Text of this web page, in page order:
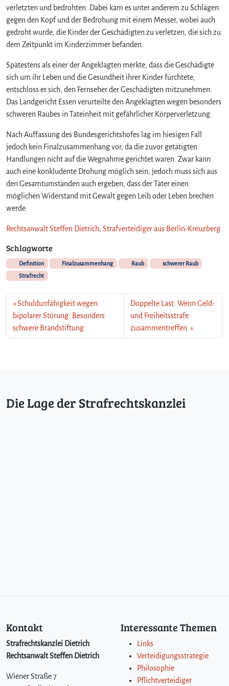
verletzten und bedrohten. Dabei kam es unter anderem zu Schlägen
gegen den Kopf und der Bedrohung mit einem Messer, wobei auch
gedroht wurde, die Kinder der Geschädigten zu verletzen, die sich zu
dem Zeitpunkt im Kinderzimmer befanden.
Spätestens als einer der Angeklagten merkte, dass die Geschädigte
sich um ihr Leben und die Gesundheit ihrer Kinder fürchtete,
entschloss er sich, den Fernseher der Geschädigten mitzunehmen.
Das Landgericht Essen verurteilte den Angeklagten wegen besonders
schweren Raubes in Tateinheit mit gefährlicher Körperverletzung.
Nach Auffassung des Bundesgerichtshofes lag im hiesigen Fall
jedoch kein Finalzusammenhang vor, da die zuvor getätigten
Handlungen nicht auf die Wegnahme gerichtet waren. Zwar kann
auch eine konkludente Drohung möglich sein, jedoch muss sich aus
den Gesamtumständen auch ergeben, dass der Täter einen
möglichen Widerstand mit Gewalt gegen Leib oder Leben brechen
werde.
Rechtsanwalt Steffen Dietrich, Strafverteidiger aus Berlin-Kreuzberg
Schlagworte
Definition Finalzusammenhang Raub
schwerer Raub
Strafrecht
Schuldunfähigkeit wegen
bipolarer Störung: Besonders
schwere Brandstiftung
Doppelte Last: Wenn Geld-
und Freiheitsstrafe
zusammentreffen
Die Lage der Strafrechtskanzlei
Kontakt
Strafrechtskanzlei Dietrich
Rechtsanwalt Steffen Dietrich
Wiener Straße 7
Interessante Themen
Links
Verteidigungsstrategie
Philosophie
Pflichtverteidiger